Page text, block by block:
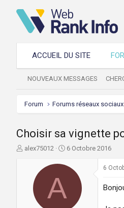
ACCUEIL DU SITE
NOUVEAUX MESSAGES
Forum Forums réseaux sociaux
Choisir sa vignette
A
alex75012
D
t
6 Octobre 2016
A
6